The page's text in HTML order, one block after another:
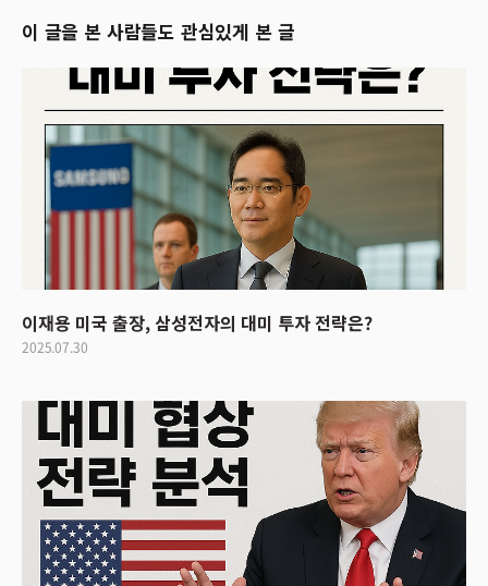
이 글을 본 사람들도 관심있게 본 글
이재용 미국 출장, 삼성전자의 대미 투자 전략은?
2025.07.30